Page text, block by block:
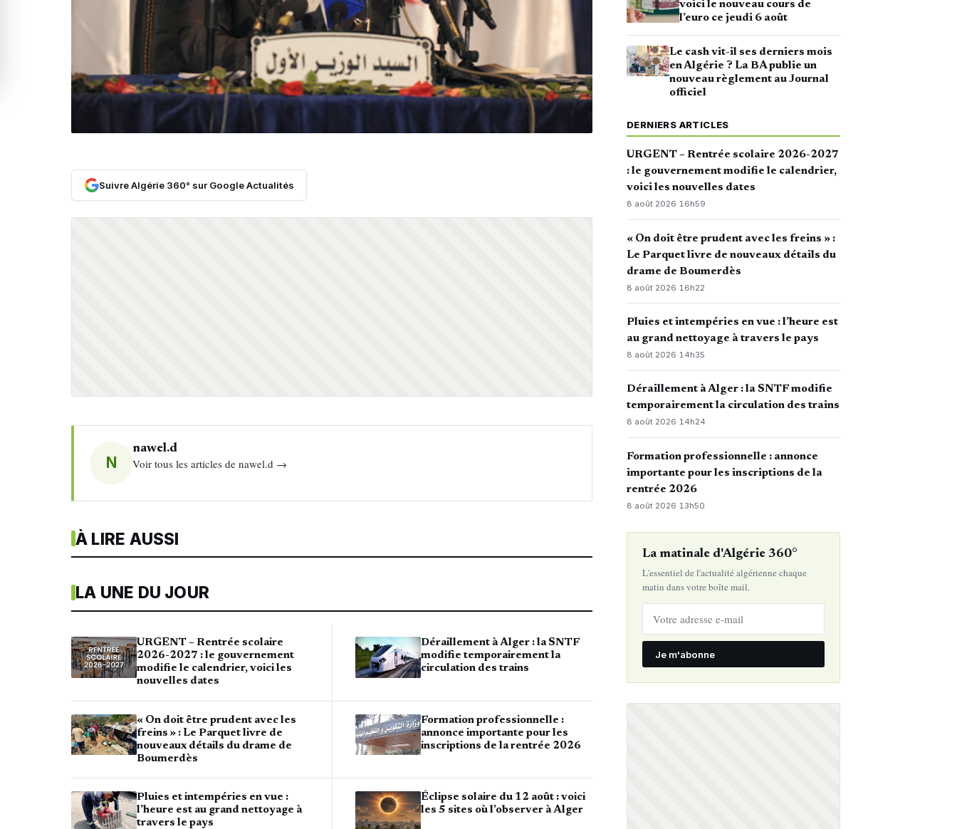
Suivre Algérie 360° sur Google Actualités
N
nawel.d
Voir tous les articles de nawel.d →
À LIRE AUSSI
LA UNE DU JOUR
URGENT – Rentrée scolaire
2026-2027 : le gouvernement
modifie le calendrier, voici les
nouvelles dates
« On doit être prudent avec les
freins » : Le Parquet livre de
nouveaux détails du drame de
Boumerdès
Pluies et intempéries en vue :
l’heure est au grand nettoyage à
travers le pays
Déraillement à Alger : la SNTF
modifie temporairement la
circulation des trains
Formation professionnelle :
annonce importante pour les
inscriptions de la rentrée 2026
Éclipse solaire du 12 août : voici
les 5 sites où l’observer à Alger
voici le nouveau cours de
l’euro ce jeudi 6 août
Le cash vit-il ses derniers mois
en Algérie ? La BA publie un
nouveau règlement au Journal
officiel
DERNIERS ARTICLES
URGENT – Rentrée scolaire 2026-2027
: le gouvernement modifie le calendrier,
voici les nouvelles dates
8 août 2026·16h59
« On doit être prudent avec les freins » :
Le Parquet livre de nouveaux détails du
drame de Boumerdès
8 août 2026· 16h22
Pluies et intempéries en vue : l’heure est
au grand nettoyage à travers le pays
8 août 2026·14h35
Déraillement à Alger : la SNTF modifie
temporairement la circulation des trains
8 août 2026·14h24
Formation professionnelle : annonce
importante pour les inscriptions de la
rentrée 2026
8 août 2026· 13h50
La matinale d'Algérie 360°
L'essentiel de l'actualité algérienne chaque
matin dans votre boîte mail.
Je m'abonne